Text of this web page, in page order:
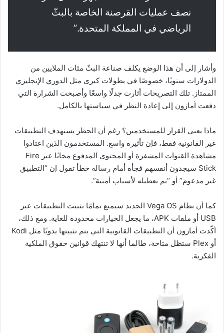
نصف عمليات القرصنة الخاصة بالبثّ
الرياضي في المملكة المتحدة.”
وأشار إلى أن هذا الوضع يكلف صناعة البثّ مئات الملايين من
الدولارات سنويًا، خصوصًا في بطولات كبرى مثل الدوري الإنجليزي
الممتاز. تلك التصريحات أثارت جدلًا واسعًا وأصبحت الشرارة التي
دفعت أمازون إلى إعادة النظر في سياستها بالكامل.
ماذا يعني القرار للمستخدمين؟ رغم أن الحظر يستهدف التطبيقات
غير القانونية فقط، فإن تأثيره واسع. المستخدمون الذين اعتادوا
مشاهدة القنوات المشفرة أو المحتوى المدفوع مجانًا عبر Fire
Stick سيجدون أنفسهم فجأة أمام رسالة خطأ تقول إن “التطبيق
غير مدعوم” أو “تم تعطيله لأسباب أمنية”.
كما أن نظام Vega OS الجديد سيمنع تمامًا تثبيت التطبيقات عبر
USB أو ملفات APK، ما يجعل الخيارات محدودة للغاية. ومع ذلك،
أكّدت أمازون أن التطبيقات القانونية التي يتم تثبيتها يدويًا مثل Kodi
أو Plex ستظل متاحة، طالما أنها لا تنتهك قوانين حقوق الملكية
الفكرية.